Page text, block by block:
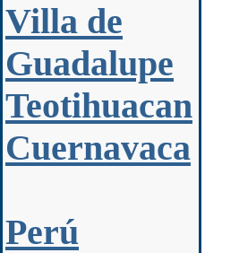
Villa de
Guadalupe
Teotihuacan
Cuernavaca
Perú